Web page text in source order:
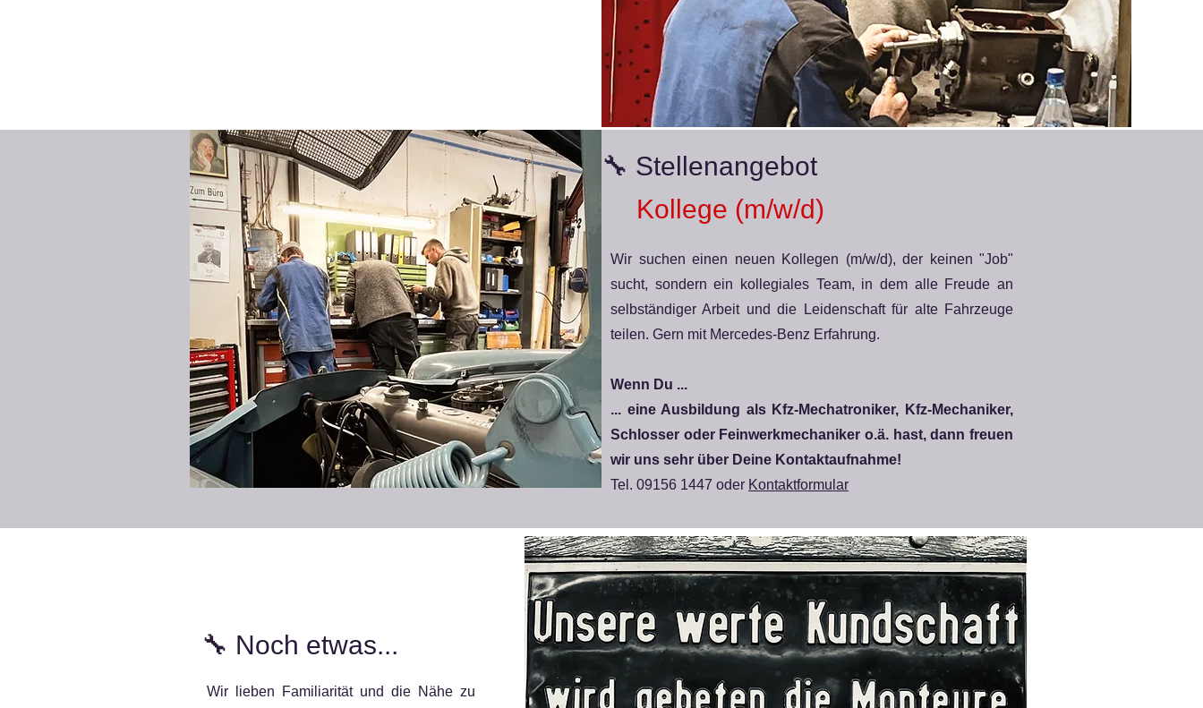
🔧 Stellenangebot
Kollege (m/w/d)
Wir suchen einen neuen Kollegen (m/w/d), der keinen "Job"
sucht, sondern ein kollegiales Team, in dem alle Freude an
selbständiger Arbeit und die Leidenschaft für alte Fahrzeuge
teilen. Gern mit Mercedes-Benz Erfahrung.
Wenn Du ...
... eine Ausbildung als Kfz-Mechatroniker, Kfz-Mechaniker,
Schlosser oder Feinwerkmechaniker o.ä. hast, dann freuen
wir uns sehr über Deine Kontaktaufnahme!
Tel. 09156 1447 oder Kontaktformular
🔧 Noch etwas...
Wir lieben Familiarität und die Nähe zu